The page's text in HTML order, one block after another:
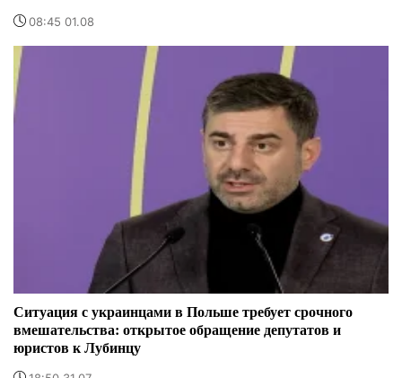
08:45 01.08
Ситуация с украинцами в Польше требует срочного
вмешательства: открытое обращение депутатов и
юристов к Лубинцу